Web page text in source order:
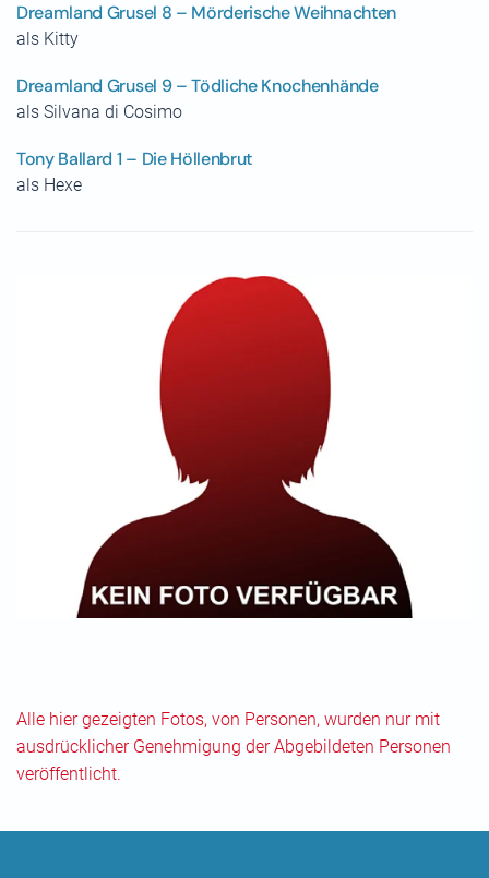
Dreamland Grusel 8 – Mörderische Weihnachten
als Kitty
Dreamland Grusel 9 – Tödliche Knochenhände
als Silvana di Cosimo
Tony Ballard 1 – Die Höllenbrut
als Hexe
Alle hier gezeigten Fotos, von Personen, wurden nur mit
ausdrücklicher Genehmigung der Abgebildeten Personen
veröffentlicht.